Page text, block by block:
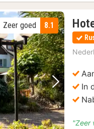
8.1
Zeer goed
In
"Zeer